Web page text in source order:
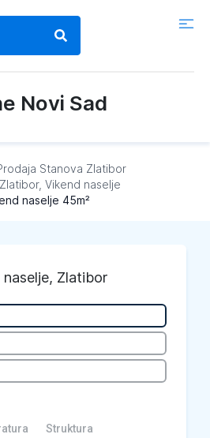
Novi Sad
Stanova Zlatibor
Zlatibor, Vikend naselje
naselje 45m²
, Zlatibor
Struktura